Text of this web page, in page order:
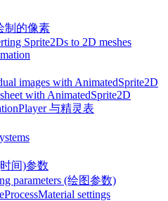
制的像素
Sprite2Ds to 2D meshes
images with AnimatedSprite2D
with AnimatedSprite2D
与精灵表
间)参数
parameters (绘图参数)
settings